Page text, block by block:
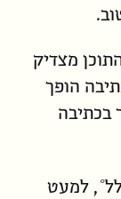
מצדיק
הופך
בכתיבה
, למעט